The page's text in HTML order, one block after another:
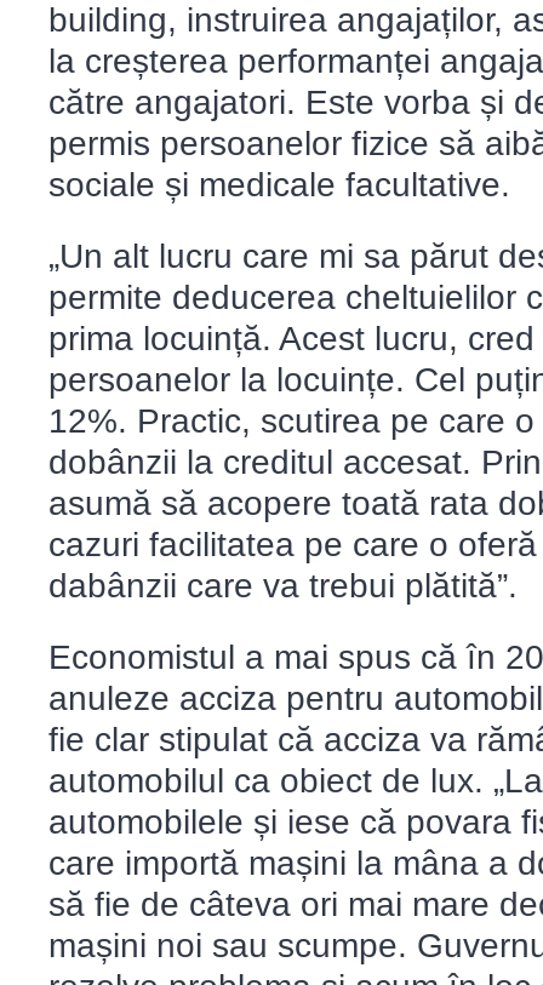
building, instruirea angajaților,
la creșterea performanței
către angajatori. Este vorba și
permis persoanelor fizice să
sociale și medicale facultative.
„Un alt lucru care mi sa părut
permite deducerea cheltuielilor
prima locuință. Acest lucru,
persoanelor la locuințe. Cel
12%. Practic, scutirea pe care
dobânzii la creditul accesat.
asumă să acopere toată rata
cazuri facilitatea pe care o
dabânzii care va trebui plătită”.
Economistul a mai spus că în
anuleze acciza pentru
fie clar stipulat că acciza va
automobilul ca obiect de lux.
automobilele și iese că povara
care importă mașini la mâna a
să fie de câteva ori mai mare
mașini noi sau scumpe.